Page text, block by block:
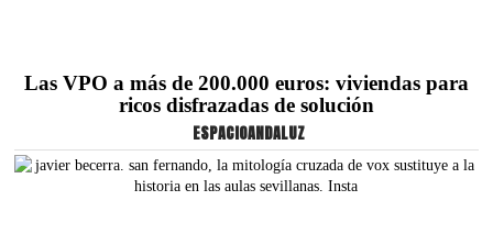
Las VPO a más de 200.000 euros: viviendas para
ricos disfrazadas de solución
ESPACIOANDALUZ